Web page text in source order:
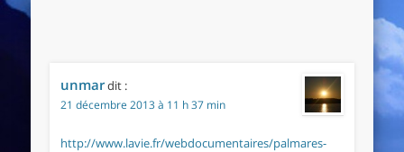
unmardit :
21 décembre 2013 à 11 h 37 min
http://www.lavie.fr/webdocumentaires/palmares-